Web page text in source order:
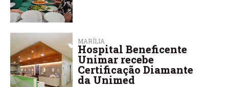
MARÍLIA
Hospital Beneficente
Unimar recebe
Certificação Diamante
da Unimed